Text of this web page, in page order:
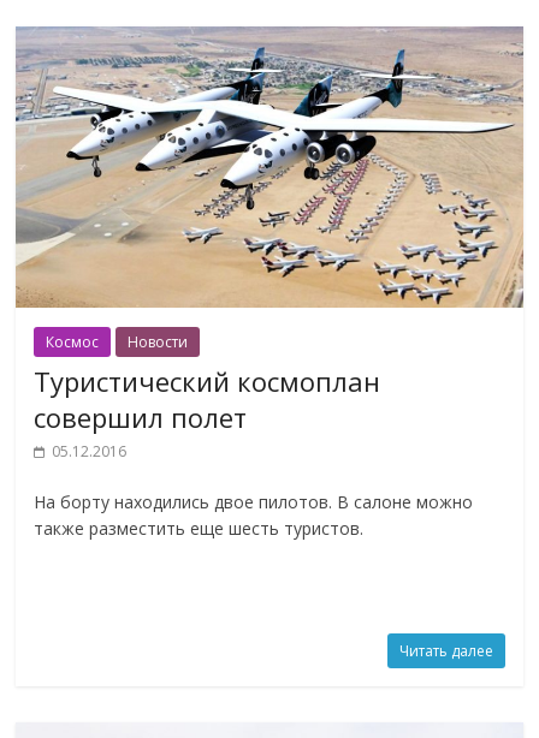
Космос Новости
Туристический космоплан
совершил полет
05.12.2016
На борту находились двое пилотов. В салоне можно
также разместить еще шесть туристов.
Читать далее